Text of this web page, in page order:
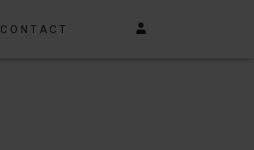
CONTACT